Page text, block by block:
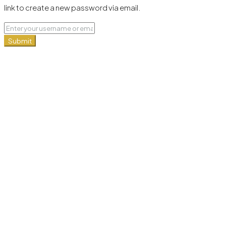
link to create a new password via email.
Submit